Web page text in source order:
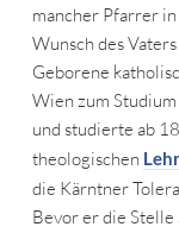
mancher Pfarrer
Wunsch des
Geborene
Wien zum
und studierte ab
theologischen
die Kärntner
Bevor er die